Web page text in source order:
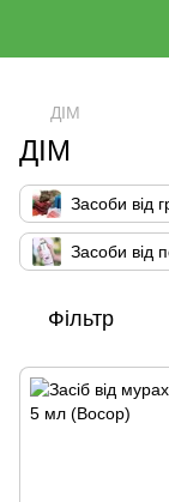
ДІМ
ДІМ
Засоби від
Засоби від
Фільтр